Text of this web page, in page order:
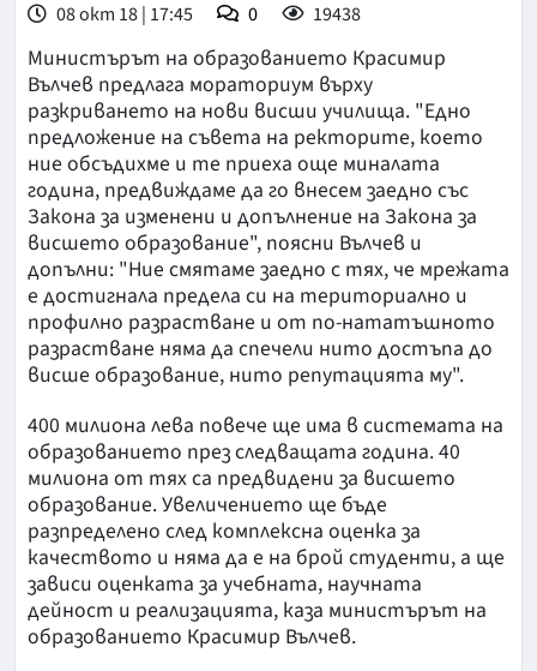
08 окт 18 | 17:45 0 19438
Министърът на образованието Красимир
Вълчев предлага мораториум върху
разкриването на нови висши училища. "Едно
предложение на съвета на ректорите, което
ние обсъдихме и те приеха още миналата
година, предвиждаме да го внесем заедно със
Закона за изменени и допълнение на Закона за
висшето образование", поясни Вълчев и
допълни: "Ние смятаме заедно с тях, че мрежата
е достигнала предела си на териториално и
профилно разрастване и от по-нататъшното
разрастване няма да спечели нито достъпа до
висше образование, нито репутацията му".
400 милиона лева повече ще има в системата на
образованието през следващата година. 40
милиона от тях са предвидени за висшето
образование. Увеличението ще бъде
разпределено след комплексна оценка за
качеството и няма да е на брой студенти, а ще
зависи оценката за учебната, научната
дейност и реализацията, каза министърът на
образованието Красимир Вълчев.